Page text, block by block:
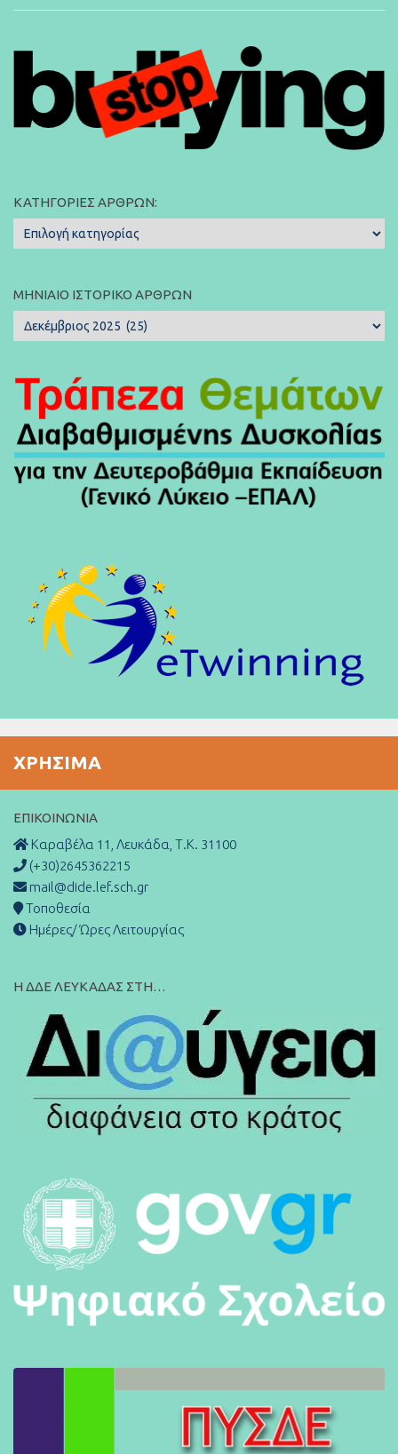
ΚΑΤΗΓΟΡΊΕΣ ΆΡΘΡΩΝ:
Κατηγορίες
Άρθρων:
ΜΗΝΙΑΊΟ ΙΣΤΟΡΙΚΌ ΆΡΘΡΩΝ
Μηνιαίο
Ιστορικό
ΧΡΉΣΙΜΑ
ΕΠΙΚΟΙΝΩΝΊΑ
Καραβέλα 11, Λευκάδα, Τ.Κ. 31100
(+30)2645362215
mail@dide.lef.sch.gr
Τοποθεσία
Ημέρες/ Ώρες Λειτουργίας
Η ΔΔΕ ΛΕΥΚΑΔΑΣ ΣΤΗ…